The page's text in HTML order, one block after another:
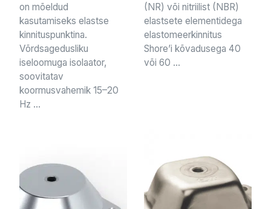
on mõeldud
kasutamiseks elastse
kinnituspunktina.
Võrdsagedusliku
iseloomuga isolaator,
soovitatav
koormusvahemik 15–20
Hz ...
(NR) või nitriilist (NBR)
elastsete elementidega
elastomeerkinnitus
Shore’i kõvadusega 40
või 60 ...